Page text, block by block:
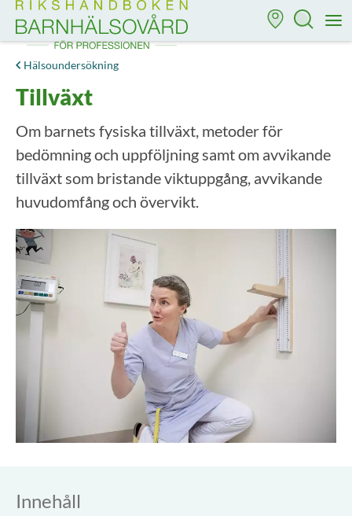
Till startsidan för Rikshandboken i barnhälsovård
Hälsoundersökning
Tillväxt
Om barnets fysiska tillväxt, metoder för
bedömning och uppföljning samt om avvikande
tillväxt som bristande viktuppgång, avvikande
huvudomfång och övervikt.
Innehåll